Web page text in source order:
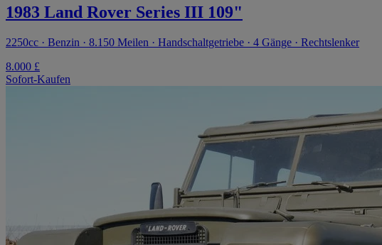
1983 Land Rover Series III 109"
2250cc · Benzin · 8.150 Meilen · Handschaltgetriebe · 4 Gänge · Rechtslenker
8.000 £
Sofort-Kaufen